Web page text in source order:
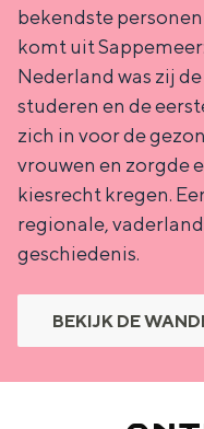
bekendste
komt uit
Nederland was zij
studeren en de
zich in voor de
vrouwen en zorgde
kiesrecht kregen.
regionale,
geschiedenis.
BEKIJK DE